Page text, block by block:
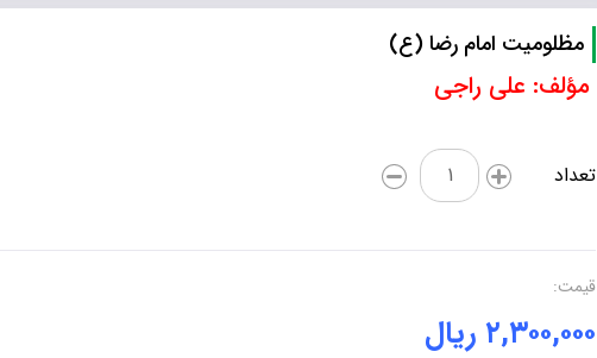
مظلومیت امام رضا (ع)
مؤلف: علی راجی
تعداد
مظلومیت
امام
(ع)
قیمت:
۲,۳۰۰,۰۰۰ ریال